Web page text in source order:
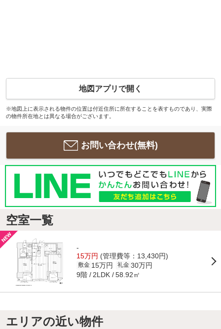
地図アプリで開く
※地図上に表示される物件の位置は付近住所に所在することを表すものであり、実際
の物件所在地とは異なる場合がございます。
お問い合わせ(無料)
空室一覧
-
15万円 (管理費等：13,430円)
敷金 15万円 礼金 30万円
9階 2LDK 58.92㎡
エリアの近い物件